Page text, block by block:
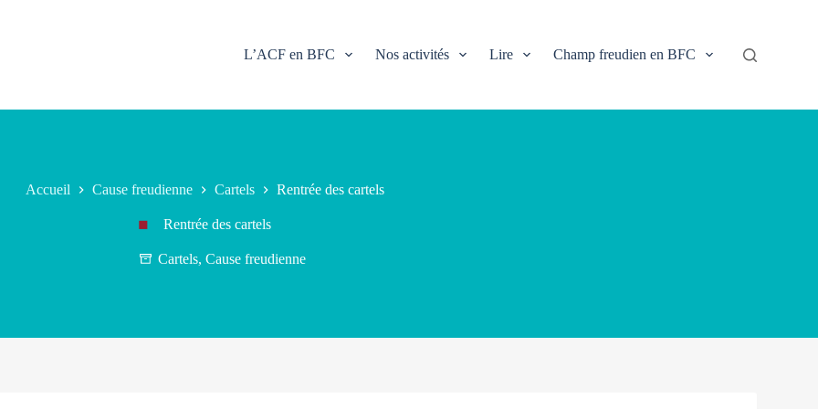
L’ACF en BFC Nos activités Lire Champ freudien en BFC
Accueil Cause freudienne Cartels Rentrée des cartels
Rentrée des cartels
Cartels, Cause freudienne